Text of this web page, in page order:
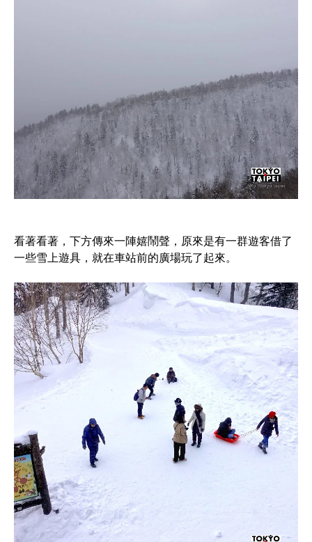
看著看著，下方傳來一陣嬉鬧聲，原來是有一群遊客借了
一些雪上遊具，就在車站前的廣場玩了起來。